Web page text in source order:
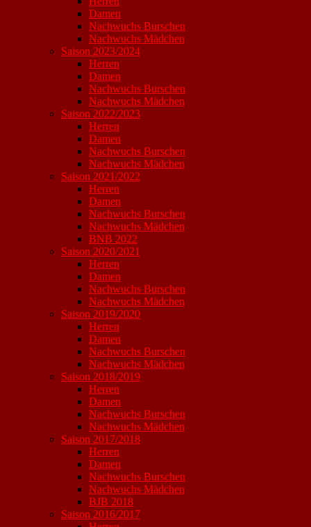
Damen
Nachwuchs Burschen
Nachwuchs Mädchen
Saison 2023/2024
Herren
Damen
Nachwuchs Burschen
Nachwuchs Mädchen
Saison 2022/2023
Herren
Damen
Nachwuchs Burschen
Nachwuchs Mädchen
Saison 2021/2022
Herren
Damen
Nachwuchs Burschen
Nachwuchs Mädchen
BNB 2022
Saison 2020/2021
Herren
Damen
Nachwuchs Burschen
Nachwuchs Mädchen
Saison 2019/2020
Herren
Damen
Nachwuchs Burschen
Nachwuchs Mädchen
Saison 2018/2019
Herren
Damen
Nachwuchs Burschen
Nachwuchs Mädchen
Saison 2017/2018
Herren
Damen
Nachwuchs Burschen
Nachwuchs Mädchen
BJB 2018
Saison 2016/2017